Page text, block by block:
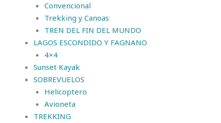
Convencional
Trekking y Canoas
TREN DEL FIN DEL MUNDO
LAGOS ESCONDIDO Y FAGNANO
4×4
Sunset Kayak
SOBREVUELOS
Helicoptero
Avioneta
TREKKING